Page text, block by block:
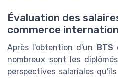
Évaluation des
commerce
Après l'obtention d'un BTS
nombreux sont les
perspectives salariales